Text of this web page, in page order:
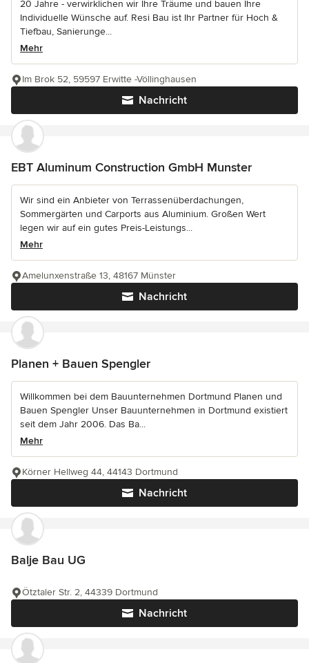
20 Jahre - verwirklichen wir Ihre Träume und bauen Ihre
Individuelle Wünsche auf. Resi Bau ist Ihr Partner für Hoch &
Tiefbau, Sanierunge...
Mehr
Nachricht
Im Brok 52, 59597 Erwitte -Völlinghausen
EBT Aluminum Construction GmbH Munster
Wir sind ein Anbieter von Terrassenüberdachungen,
Sommergärten und Carports aus Aluminium. Großen Wert
legen wir auf ein gutes Preis-Leistungs...
Mehr
Nachricht
Amelunxenstraße 13, 48167 Münster
Planen + Bauen Spengler
Willkommen bei dem Bauunternehmen Dortmund Planen und
Bauen Spengler Unser Bauunternehmen in Dortmund existiert
seit dem Jahr 2006. Das Ba...
Mehr
Nachricht
Körner Hellweg 44, 44143 Dortmund
Balje Bau UG
Nachricht
Ötztaler Str. 2, 44339 Dortmund